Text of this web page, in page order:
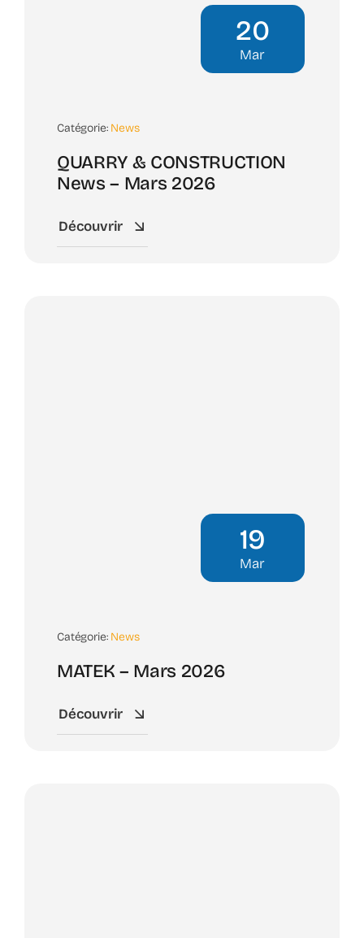
20
Mar
Catégorie: News
QUARRY & CONSTRUCTION
News – Mars 2026
Découvrir
19
Mar
Catégorie: News
MATEK – Mars 2026
Découvrir